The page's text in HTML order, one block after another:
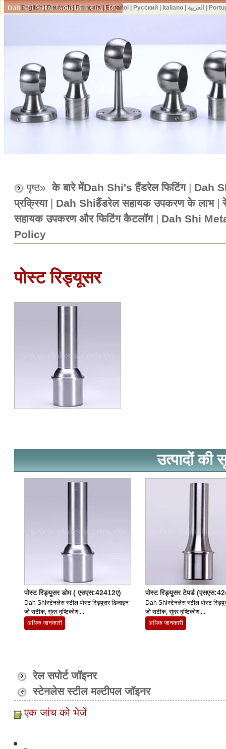
पृष्ठ»के बारे मेंDah Shi's हैंडरेल फिटिंग| Dah
प्रक्रिया| Dah Shiहैंडरेल सहायक उपकरण के लाभ|
सहायक उपकरण और फिटिंग कैटलॉग| Dah Shi
Policy
पोस्ट रिड्यूसर
उत्पादों की
पोस्ट रिड्यूसर डोम ( एसएस:42412ए)
Dah Shiस्टेनलेस स्टील पोस्ट रिड्यूसर डिज़ाइन
जो सटीक, सुंदर दृष्टिकोण,...
अधिक जानकारी
पोस्ट रिड्यूसर टेपर्ड
Dah Shiस्टेनलेस स्टील पोस्ट
जो सटीक, सुंदर दृष्टिकोण,...
अधिक जानकारी
रेल सपोर्ट जॉइनर
स्टेनलेस स्टील मल्टीपल जॉइनर
एक जांच को भेजें
English|Deutsch|Français|Español Русский| Italiano| العربية